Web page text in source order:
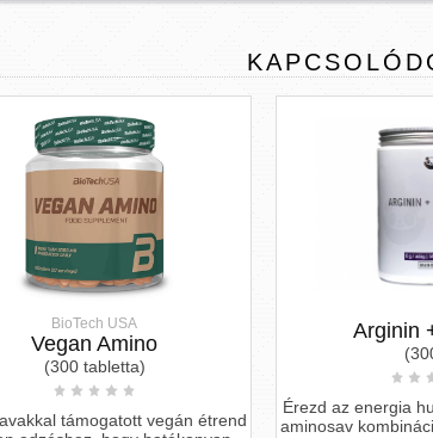
BioTech USA
Vegan Amino
(300 tabletta)
támogatott vegán étrend
Arginin
Érezd az energia
aminosav